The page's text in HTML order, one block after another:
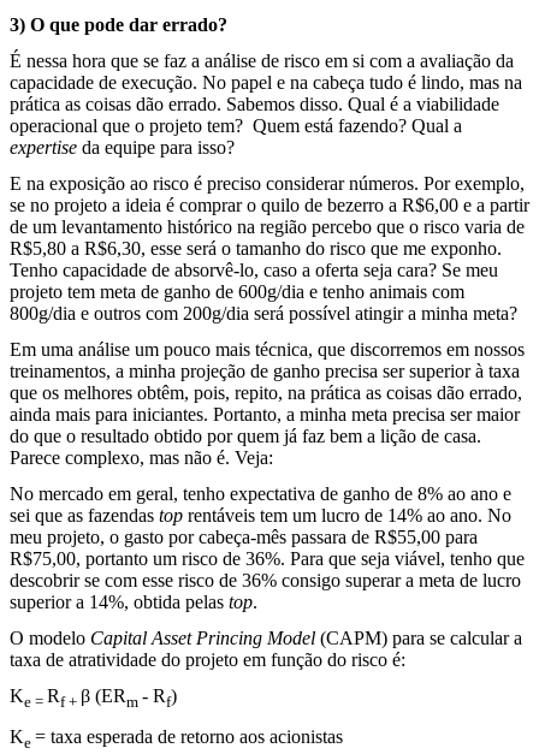
3) O que pode dar errado?
É nessa hora que se faz a análise de risco em si com a avaliação da
capacidade de execução. No papel e na cabeça tudo é lindo, mas na
prática as coisas dão errado. Sabemos disso. Qual é a viabilidade
operacional que o projeto tem? Quem está fazendo? Qual a
expertise da equipe para isso?
E na exposição ao risco é preciso considerar números. Por exemplo,
se no projeto a ideia é comprar o quilo de bezerro a R$6,00 e a partir
de um levantamento histórico na região percebo que o risco varia de
R$5,80 a R$6,30, esse será o tamanho do risco que me exponho.
Tenho capacidade de absorvê-lo, caso a oferta seja cara? Se meu
projeto tem meta de ganho de 600g/dia e tenho animais com
800g/dia e outros com 200g/dia será possível atingir a minha meta?
Em uma análise um pouco mais técnica, que discorremos em nossos
treinamentos, a minha projeção de ganho precisa ser superior à taxa
que os melhores obtêm, pois, repito, na prática as coisas dão errado,
ainda mais para iniciantes. Portanto, a minha meta precisa ser maior
do que o resultado obtido por quem já faz bem a lição de casa.
Parece complexo, mas não é. Veja:
No mercado em geral, tenho expectativa de ganho de 8% ao ano e
sei que as fazendas top rentáveis tem um lucro de 14% ao ano. No
meu projeto, o gasto por cabeça-mês passara de R$55,00 para
R$75,00, portanto um risco de 36%. Para que seja viável, tenho que
descobrir se com esse risco de 36% consigo superar a meta de lucro
superior a 14%, obtida pelas top.
O modelo Capital Asset Princing Model (CAPM) para se calcular a
taxa de atratividade do projeto em função do risco é:
Ke = Rf + β (ERm - Rf)
Ke = taxa esperada de retorno aos acionistas